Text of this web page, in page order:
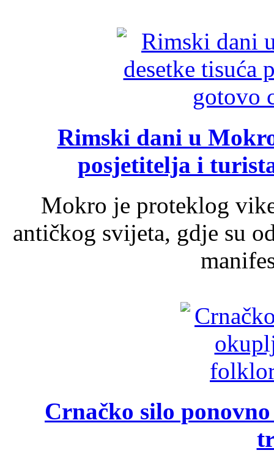
Rimski dani u
posjetitelja i
Mokro je proteklog
antičkog svijeta, gdje su
Crnačko silo